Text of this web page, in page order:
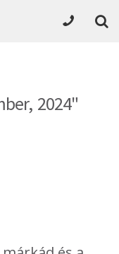
2024"